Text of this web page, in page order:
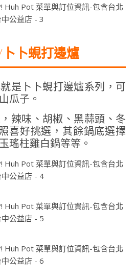
卜蜆打邊爐
是卜卜蜆打邊爐系列，可
瓜子。
辣味、胡椒、黑蒜頭、冬
喜好挑選，其餘鍋底選擇
瑤柱雞白鍋等等。